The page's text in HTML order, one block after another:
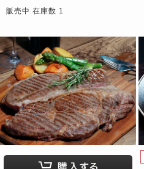
販売中 在庫数 1